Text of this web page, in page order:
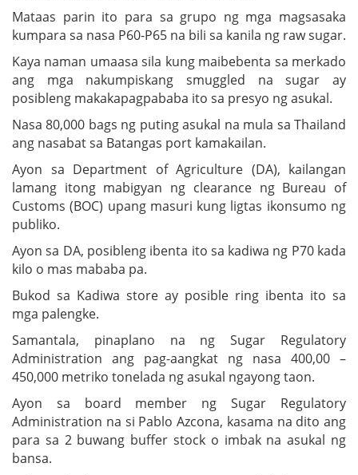
Mataas parin ito para sa grupo ng mga magsasaka
kumpara sa nasa P60-P65 na bili sa kanila ng raw sugar.
Kaya naman umaasa sila kung maibebenta sa merkado
ang mga nakumpiskang smuggled na sugar ay
posibleng makakapagpababa ito sa presyo ng asukal.
Nasa 80,000 bags ng puting asukal na mula sa Thailand
ang nasabat sa Batangas port kamakailan.
Ayon sa Department of Agriculture (DA), kailangan
lamang itong mabigyan ng clearance ng Bureau of
Customs (BOC) upang masuri kung ligtas ikonsumo ng
publiko.
Ayon sa DA, posibleng ibenta ito sa kadiwa ng P70 kada
kilo o mas mababa pa.
Bukod sa Kadiwa store ay posible ring ibenta ito sa
mga palengke.
Samantala, pinaplano na ng Sugar Regulatory
Administration ang pag-aangkat ng nasa 400,00 –
450,000 metriko tonelada ng asukal ngayong taon.
Ayon sa board member ng Sugar Regulatory
Administration na si Pablo Azcona, kasama na dito ang
para sa 2 buwang buffer stock o imbak na asukal ng
bansa.